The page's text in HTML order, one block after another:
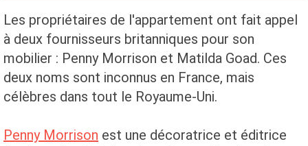
Les propriétaires de l'appartement ont fait appel
à deux fournisseurs britanniques pour son
mobilier : Penny Morrison et Matilda Goad. Ces
deux noms sont inconnus en France, mais
célèbres dans tout le Royaume-Uni.
Penny Morrison est une décoratrice et éditrice